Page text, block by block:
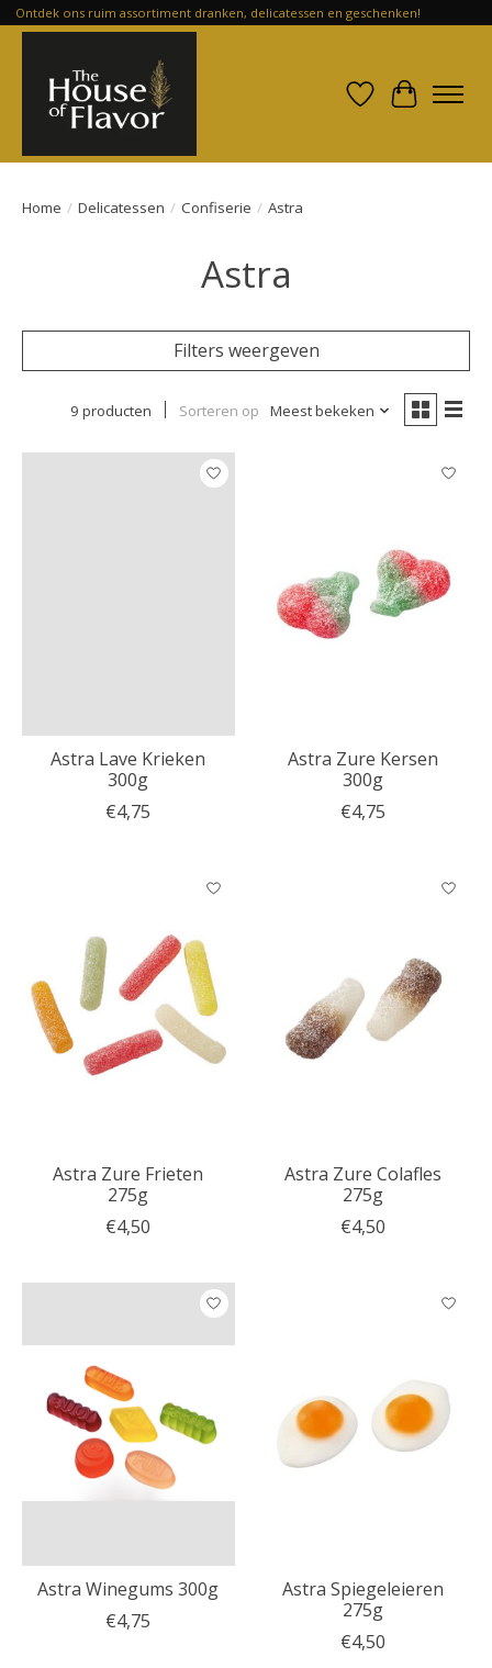
Ontdek ons ruim assortiment dranken, delicatessen en geschenken!
Verlanglijst
Home / Delicatessen / Confiserie / Astra
Astra
Filters weergeven
9 producten Sorteren op Meest bekeken
Astra Lave Krieken
300g
€4,75
Astra Zure Kersen
300g
€4,75
Astra Zure Frieten
275g
€4,50
Astra Zure Colafles
275g
€4,50
Astra Winegums 300g
€4,75
Astra Spiegeleieren
275g
€4,50